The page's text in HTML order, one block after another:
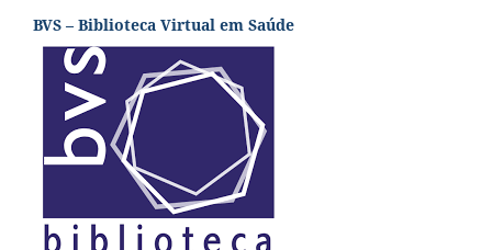
BVS – Biblioteca Virtual em Saúde